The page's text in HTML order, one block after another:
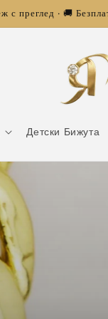
с преглед · 🚚
Детски Бижута